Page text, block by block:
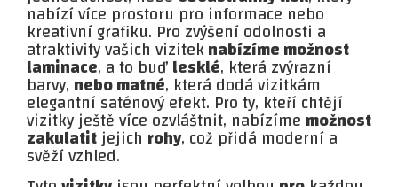
nabízí více prostoru pro informace nebo
kreativní grafiku. Pro zvýšení odolnosti a
atraktivity vašich viziteknabízíme možnost
laminace, a to buďlesklé, která zvýrazní
barvy, nebo matné, která dodá vizitkám
elegantní saténový efekt. Pro ty, kteří chtějí
vizitky ještě více ozvláštnit, nabízíme možnost
zakulatitjejich rohy, což přidá moderní a
svěží vzhled.